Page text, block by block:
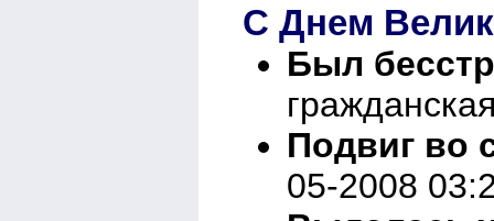
С Днем
Был
Подвиг во
05-2008